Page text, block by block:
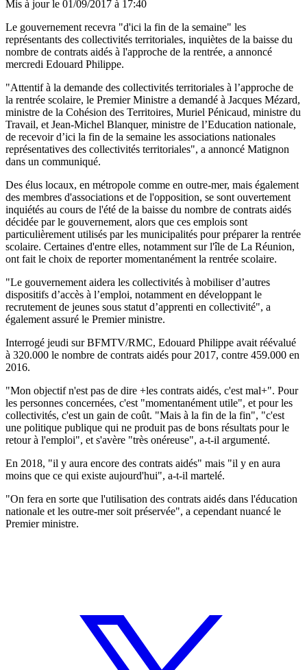
Mis à jour le 01/09/2017 à 17:40
Le gouvernement recevra "d'ici la fin de la semaine" les
représentants des collectivités territoriales, inquiètes de la baisse du
nombre de contrats aidés à l'approche de la rentrée, a annoncé
mercredi Edouard Philippe.
"Attentif à la demande des collectivités territoriales à l’approche de
la rentrée scolaire, le Premier Ministre a demandé à Jacques Mézard,
ministre de la Cohésion des Territoires, Muriel Pénicaud, ministre du
Travail, et Jean-Michel Blanquer, ministre de l’Education nationale,
de recevoir d’ici la fin de la semaine les associations nationales
représentatives des collectivités territoriales", a annoncé Matignon
dans un communiqué.
Des élus locaux, en métropole comme en outre-mer, mais également
des membres d'associations et de l'opposition, se sont ouvertement
inquiétés au cours de l'été de la baisse du nombre de contrats aidés
décidée par le gouvernement, alors que ces emplois sont
particulièrement utilisés par les municipalités pour préparer la rentrée
scolaire. Certaines d'entre elles, notamment sur l'île de La Réunion,
ont fait le choix de reporter momentanément la rentrée scolaire.
"Le gouvernement aidera les collectivités à mobiliser d’autres
dispositifs d’accès à l’emploi, notamment en développant le
recrutement de jeunes sous statut d’apprenti en collectivité", a
également assuré le Premier ministre.
Interrogé jeudi sur BFMTV/RMC, Edouard Philippe avait réévalué
à 320.000 le nombre de contrats aidés pour 2017, contre 459.000 en
2016.
"Mon objectif n'est pas de dire +les contrats aidés, c'est mal+". Pour
les personnes concernées, c'est "momentanément utile", et pour les
collectivités, c'est un gain de coût. "Mais à la fin de la fin", "c'est
une politique publique qui ne produit pas de bons résultats pour le
retour à l'emploi", et s'avère "très onéreuse", a-t-il argumenté.
En 2018, "il y aura encore des contrats aidés" mais "il y en aura
moins que ce qui existe aujourd'hui", a-t-il martelé.
"On fera en sorte que l'utilisation des contrats aidés dans l'éducation
nationale et les outre-mer soit préservée", a cependant nuancé le
Premier ministre.